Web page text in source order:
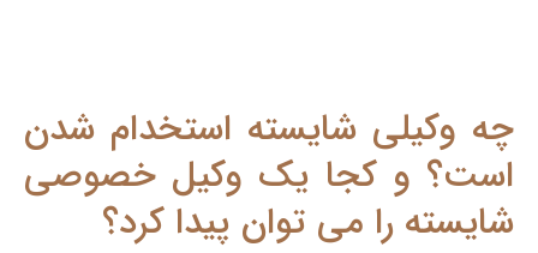
چه وکیلی شایسته استخدام شدن
است؟ و کجا یک وکیل خصوصی
شایسته را می توان پیدا کرد؟